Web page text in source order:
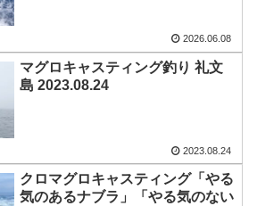
2026.06.08
マグロキャスティング釣り 礼文
島 2023.08.24
2023.08.24
クロマグロキャスティング「やる
気のあるナブラ」「やる気のない